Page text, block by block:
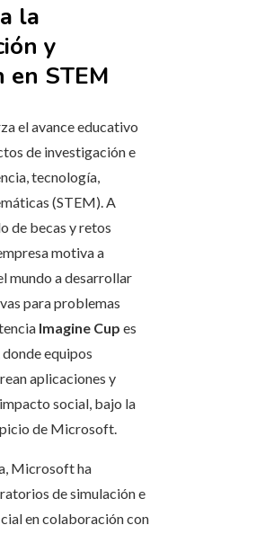
la
y
en STEM
el avance educativo
de investigación e
tecnología,
(STEM). A
de becas y retos
motiva a
mundo a desarrollar
para problemas
Imagine Cup es
equipos
aplicaciones y
social, bajo la
de Microsoft.
Microsoft ha
de simulación e
en colaboración con